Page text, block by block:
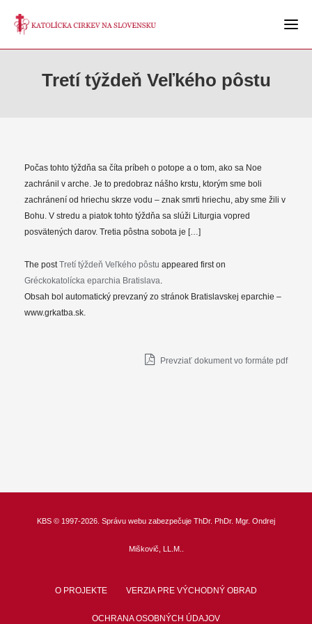
Tretí týždeň Veľkého pôstu
Počas tohto týždňa sa číta príbeh o potope a o tom, ako sa Noe
zachránil v arche. Je to predobraz nášho krstu, ktorým sme boli
zachránení od hriechu skrze vodu – znak smrti hriechu, aby sme žili v
Bohu. V stredu a piatok tohto týždňa sa slúži Liturgia vopred
posvätených darov. Tretia pôstna sobota je […]
The postTretí týždeň Veľkého pôstu appeared first on
Gréckokatolícka eparchia Bratislava.
Obsah bol automatický prevzaný zo stránok Bratislavskej eparchie –
www.grkatba.sk.
Prevziať dokument vo formáte pdf
KBS © 1997-2026. Správu webu zabezpečuje ThDr. PhDr. Mgr. Ondrej
Miškovič, LL.M.
O PROJEKTE VERZIA PRE VÝCHODNÝ OBRAD
OCHRANA OSOBNÝCH ÚDAJOV